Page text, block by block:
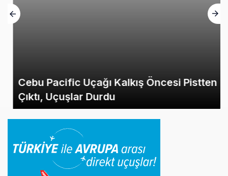
Cebu Pacific Uçağı Kalkış Öncesi Pistten
Çıktı, Uçuşlar Durdu